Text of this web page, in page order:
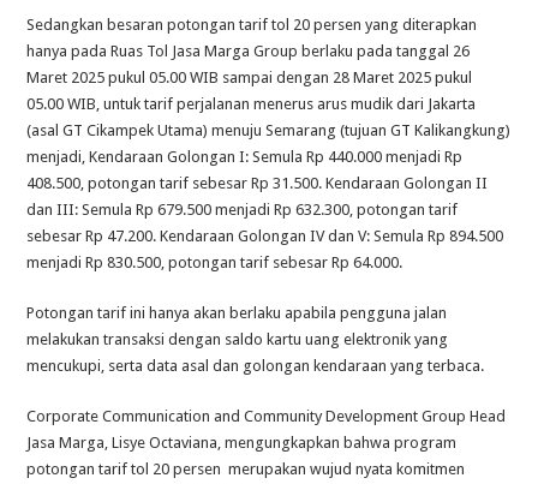
Sedangkan besaran potongan tarif tol 20 persen yang diterapkan
hanya pada Ruas Tol Jasa Marga Group berlaku pada tanggal 26
Maret 2025 pukul 05.00 WIB sampai dengan 28 Maret 2025 pukul
05.00 WIB, untuk tarif perjalanan menerus arus mudik dari Jakarta
(asal GT Cikampek Utama) menuju Semarang (tujuan GT Kalikangkung)
menjadi, Kendaraan Golongan I: Semula Rp 440.000 menjadi Rp
408.500, potongan tarif sebesar Rp 31.500. Kendaraan Golongan II
dan III: Semula Rp 679.500 menjadi Rp 632.300, potongan tarif
sebesar Rp 47.200. Kendaraan Golongan IV dan V: Semula Rp 894.500
menjadi Rp 830.500, potongan tarif sebesar Rp 64.000.
Potongan tarif ini hanya akan berlaku apabila pengguna jalan
melakukan transaksi dengan saldo kartu uang elektronik yang
mencukupi, serta data asal dan golongan kendaraan yang terbaca.
Corporate Communication and Community Development Group Head
Jasa Marga, Lisye Octaviana, mengungkapkan bahwa program
potongan tarif tol 20 persen merupakan wujud nyata komitmen